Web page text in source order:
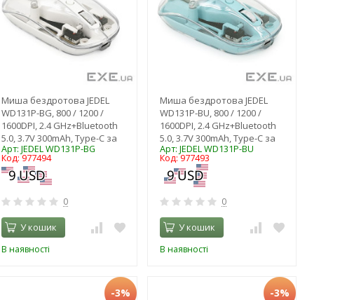
Миша бездротова JEDEL
WD131P-BG, 800 / 1200 /
1600DPI, 2.4 GHz+Bluetooth
5.0, 3.7V 300mAh, Type-C за
Арт: JEDEL WD131P-BG
Код: 977494
0
У кошик
В наявності
Миша бездротова JEDEL
WD131P-BU, 800 / 1200 /
1600DPI, 2.4 GHz+Bluetooth
5.0, 3.7V 300mAh, Type-C за
Арт: JEDEL WD131P-BU
Код: 977493
0
У кошик
В наявності
-3% -3%